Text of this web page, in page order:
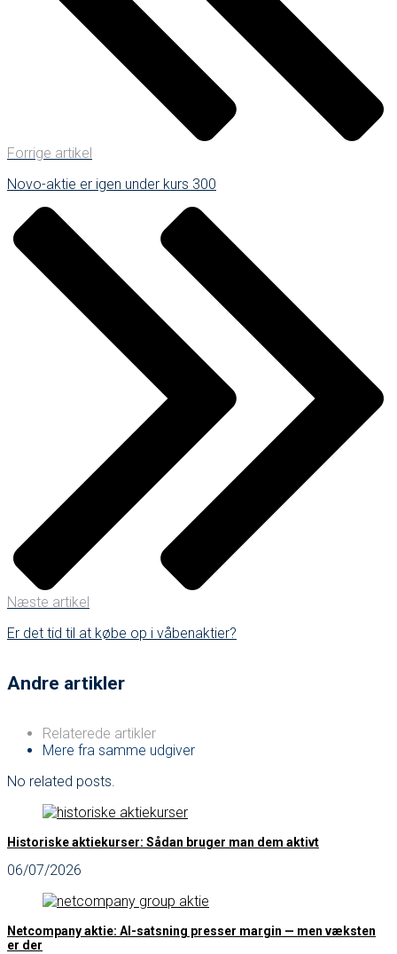
Forrige artikel
Novo-aktie er igen under kurs 300
Næste artikel
Er det tid til at købe op i våbenaktier?
Andre artikler
Relaterede artikler
Mere fra samme udgiver
No related posts.
Historiske aktiekurser: Sådan bruger man dem aktivt
06/07/2026
Netcompany aktie: AI-satsning presser margin — men væksten
er der